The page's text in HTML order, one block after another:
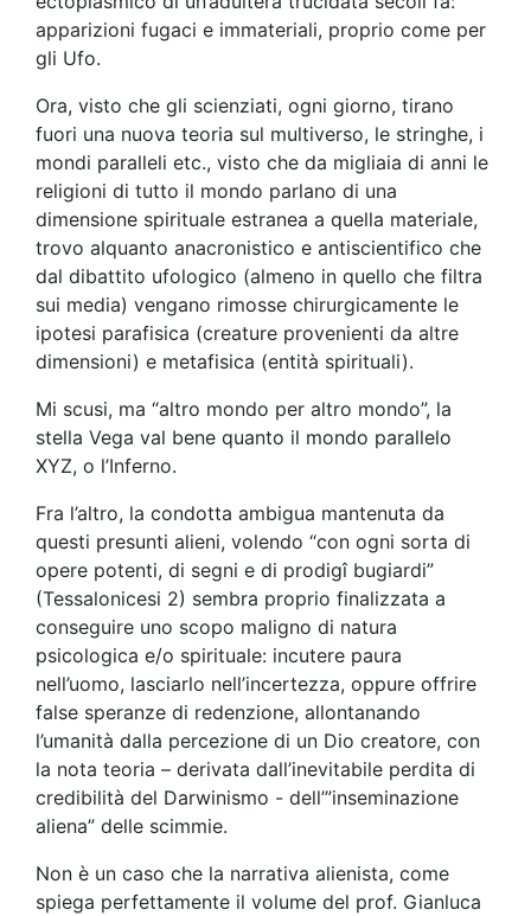
apparizioni fugaci e immateriali, proprio come per
gli Ufo.
Ora, visto che gli scienziati, ogni giorno, tirano
fuori una nuova teoria sul multiverso, le stringhe, i
mondi paralleli etc., visto che da migliaia di anni le
religioni di tutto il mondo parlano di una
dimensione spirituale estranea a quella materiale,
trovo alquanto anacronistico e antiscientifico che
dal dibattito ufologico (almeno in quello che filtra
sui media) vengano rimosse chirurgicamente le
ipotesi parafisica (creature provenienti da altre
dimensioni) e metafisica (entità spirituali).
Mi scusi, ma “altro mondo per altro mondo”, la
stella Vega val bene quanto il mondo parallelo
XYZ, o l’Inferno.
Fra l’altro, la condotta ambigua mantenuta da
questi presunti alieni, volendo “con ogni sorta di
opere potenti, di segni e di prodigî bugiardi”
(Tessalonicesi 2) sembra proprio finalizzata a
conseguire uno scopo maligno di natura
psicologica e/o spirituale: incutere paura
nell’uomo, lasciarlo nell’incertezza, oppure offrire
false speranze di redenzione, allontanando
l’umanità dalla percezione di un Dio creatore, con
la nota teoria – derivata dall’inevitabile perdita di
credibilità del Darwinismo - dell’”inseminazione
aliena” delle scimmie.
Non è un caso che la narrativa alienista, come
spiega perfettamente il volume del prof. Gianluca